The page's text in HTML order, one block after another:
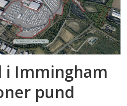
i Immingham
pund